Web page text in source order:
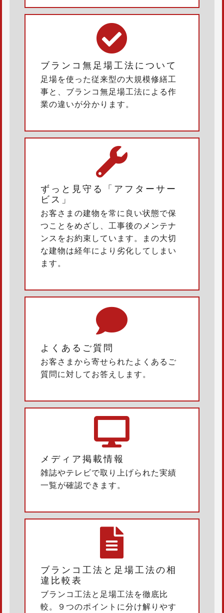
ブランコ無足場工法について
足場を使った従来型の大規模修繕工
事と、ブランコ無足場工法による作
業の違いが分かります。
ずっと見守る「アフターサー
ビス」
お客さまの建物を常に良い状態で保
つことをめざし、工事後のメンテナ
ンスをお約束しています。まの大切
な建物は経年により劣化してしまい
ます。
よくあるご質問
お客さまから寄せられたよくあるご
質問に対してお答えします。
メディア掲載情報
雑誌やテレビで取り上げられた実績
一覧が確認できます。
ブランコ工法と足場工法の相
違比較表
ブランコ工法と足場工法を徹底比
較。９つのポイントに分け解りやす